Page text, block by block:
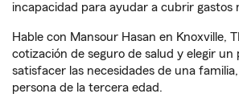
incapacidad para ayudar a cubrir gastos
Hable con Mansour Hasan en Knoxville,
cotización de seguro de salud y elegir un
satisfacer las necesidades de una
persona de la tercera edad.